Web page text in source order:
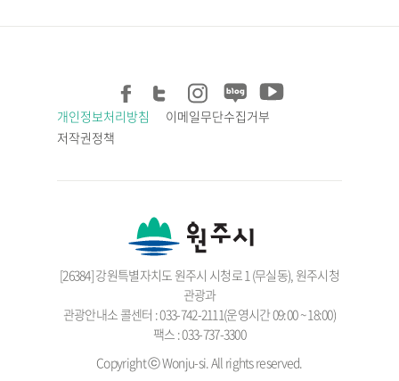
개인정보처리방침
이메일무단수집거부
저작권정책
[26384] 강원특별자치도 원주시 시청로 1 (무실동), 원주시청
관광과
관광안내소 콜센터 : 033-742-2111(운영시간 09:00 ~ 18:00)
팩스 : 033-737-3300
Copyright ⓒ Wonju-si. All rights reserved.